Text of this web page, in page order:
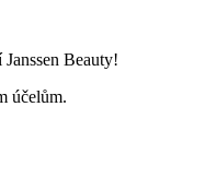
Beauty!
účelům.